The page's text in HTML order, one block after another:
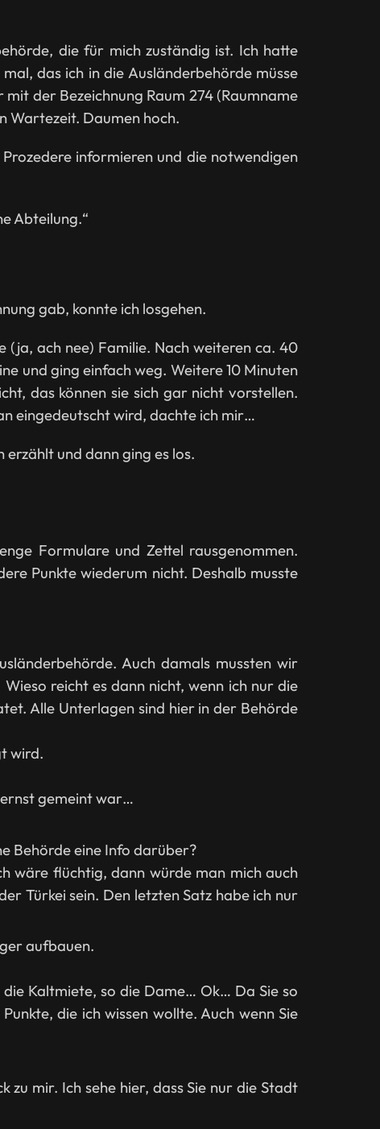
die für mich zuständig ist. Ich hatte
das ich in die Ausländerbehörde müsse
der Bezeichnung Raum 274 (Raumname
Wartezeit. Daumen hoch.
informieren und die notwendigen
Abteilung.“
gab, konnte ich losgehen.
(ja, ach nee) Familie. Nach weiteren ca. 40
und ging einfach weg. Weitere 10 Minuten
das können sie sich gar nicht vorstellen.
eingedeutscht wird, dachte ich mir…
und dann ging es los.
Formulare und Zettel rausgenommen.
Punkte wiederum nicht. Deshalb musste
Auch damals mussten wir
reicht es dann nicht, wenn ich nur die
Alle Unterlagen sind hier in der Behörde
wird.
gemeint war…
Behörde eine Info darüber?
wäre flüchtig, dann würde man mich auch
Türkei sein. Den letzten Satz habe ich nur
aufbauen.
Kaltmiete, so die Dame… Ok… Da Sie so
die ich wissen wollte. Auch wenn Sie
zu mir. Ich sehe hier, dass Sie nur die Stadt